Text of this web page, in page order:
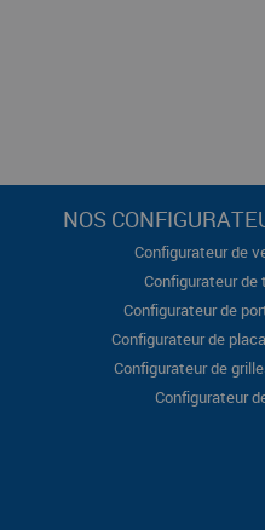
NOS
Configurateur de
Configurateur de
Configurateur de
Configurateur de
Configurateur de
Configurateur